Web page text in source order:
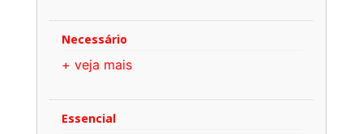
Necessário
+ veja mais
Essencial